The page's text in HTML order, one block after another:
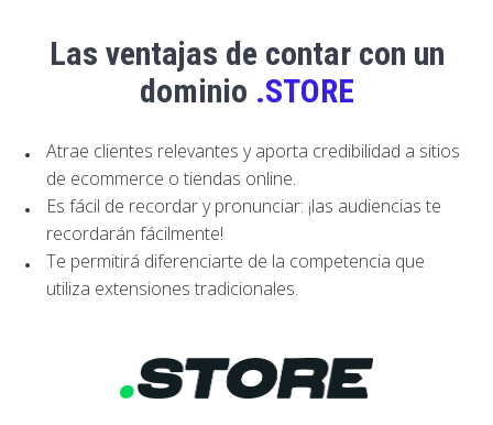
Las ventajas de contar con un
dominio .STORE
Atrae clientes relevantes y aporta credibilidad a sitios
de ecommerce o tiendas online.
Es fácil de recordar y pronunciar: ¡las audiencias te
recordaránfácilmente!
Te permitirá diferenciarte de la competencia que
utiliza extensiones tradicionales.